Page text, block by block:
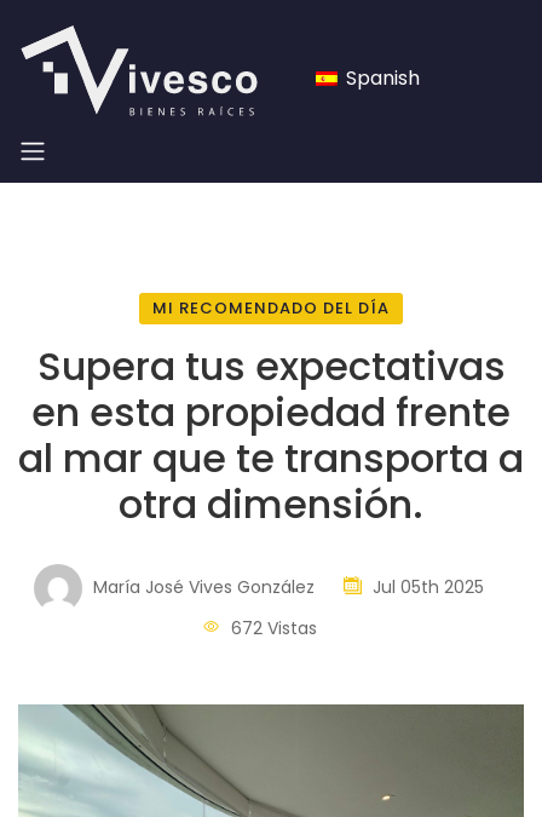
Spanish
MI RECOMENDADO DEL DÍA
Supera tus expectativas
en esta propiedad frente
al mar que te transporta a
otra dimensión.
María José Vives González
Jul 05th 2025
672 Vistas